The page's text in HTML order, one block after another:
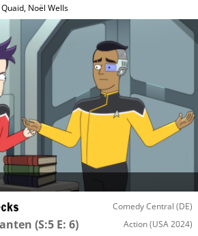
Quaid, Noël Wells
Comedy Central (DE)
(S:5 E: 6) Action(USA 2024)